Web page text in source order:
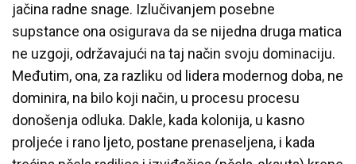
jačina radne snage. Izlučivanjem posebne
supstance ona osigurava da se nijedna druga matica
ne uzgoji, održavajući na taj način svoju dominaciju.
Međutim, ona, za razliku od lidera modernog doba, ne
dominira, na bilo koji način, u procesu procesu
donošenja odluka. Dakle, kada kolonija, u kasno
proljeće i rano ljeto, postane prenaseljena, i kada